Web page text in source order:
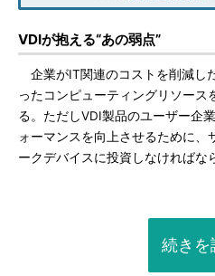
VDIが抱える“あの弱点”
企業がIT関連のコストを削減し
ったコンピューティングリソース
る。ただしVDI製品のユーザー企
ォーマンスを向上させるために、
ークデバイスに投資しなければな
続きを